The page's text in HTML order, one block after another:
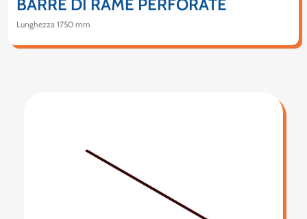
BARRE DI RAME PERFORATE
Lunghezza 1750 mm